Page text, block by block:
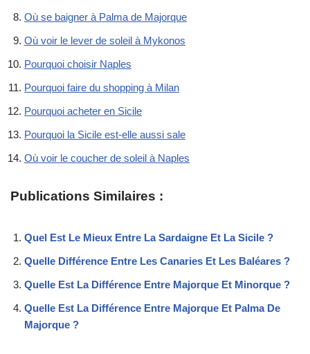
Où se baigner à Palma de Majorque
Où voir le lever de soleil à Mykonos
Pourquoi choisir Naples
Pourquoi faire du shopping à Milan
Pourquoi acheter en Sicile
Pourquoi la Sicile est-elle aussi sale
Où voir le coucher de soleil à Naples
Publications Similaires :
Quel Est Le Mieux Entre La Sardaigne Et La Sicile ?
Quelle Différence Entre Les Canaries Et Les Baléares ?
Quelle Est La Différence Entre Majorque Et Minorque ?
Quelle Est La Différence Entre Majorque Et Palma De
Majorque ?